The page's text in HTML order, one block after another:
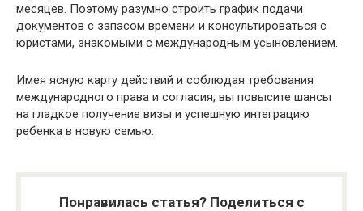
месяцев. Поэтому разумно строить график подачи
документов с запасом времени и консультироваться с
юристами, знакомыми с международным усыновлением.
Имея ясную карту действий и соблюдая требования
международного права и согласия, вы повысите шансы
на гладкое получение визы и успешную интеграцию
ребенка в новую семью.
Понравилась статья? Поделиться с